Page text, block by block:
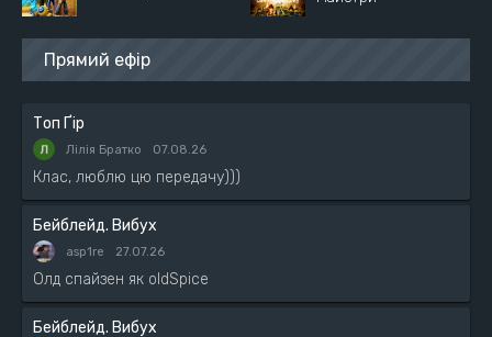
Прямий ефір
Топ Ґір
Лілія Братко 07.08.26
Клас, люблю цю передачу)))
Бейблейд. Вибух
asp1re 27.07.26
Олд спайзен як oldSpice
Бейблейд. Вибух